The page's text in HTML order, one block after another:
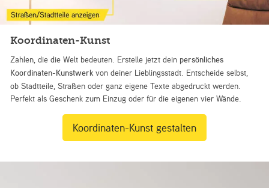
Koordinaten-Kunst
Zahlen, die die Welt bedeuten. Erstelle jetzt dein persönliches
Koordinaten-Kunstwerk von deiner Lieblingsstadt. Entscheide selbst,
ob Stadtteile, Straßen oder ganz eigene Texte abgedruckt werden.
Perfekt als Geschenk zum Einzug oder für die eigenen vier Wände.
Koordinaten-Kunst gestalten